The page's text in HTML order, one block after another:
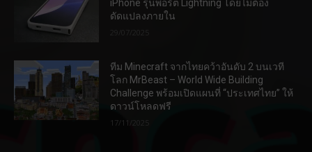
iPhone รุ่นพอร์ต Lightning โดยไม่ต้อง
ดัดแปลงภายใน
ทีม Minecraft จากไทยคว้าอันดับ 2 บนเวที
โลก MrBeast – World Wide Building
Challenge พร้อมเปิดแผนที่ “ประเทศไทย” ให้
ดาวน์โหลดฟรี
17/11/2025